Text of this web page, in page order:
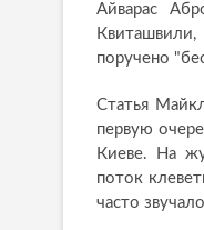
Айварас
поручено
Статья
первую
Киеве. На
поток
часто